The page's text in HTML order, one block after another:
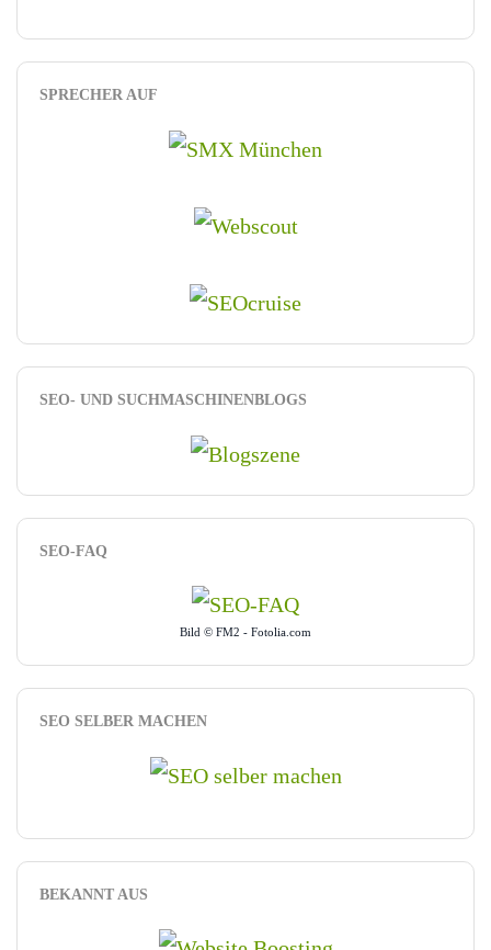
SPRECHER AUF
SEO- UND SUCHMASCHINENBLOGS
SEO-FAQ
Bild © FM2 - Fotolia.com
SEO SELBER MACHEN
BEKANNT AUS